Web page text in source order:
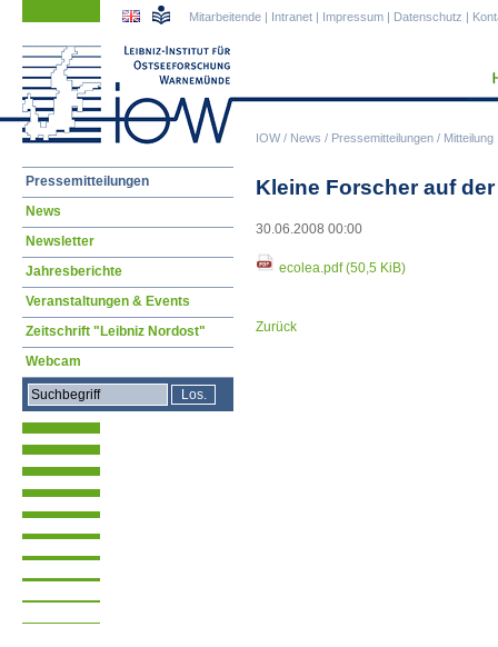
IOW/ News / Pressemitteilungen / Mitteilung
Mitarbeitende | Intranet | Impressum | Datenschutz |
Kleine Forscher auf
30.06.2008 00:00
ecolea.pdf(50,5 KiB)
Zurück
Navigation
Pressemitteilungen
News
Newsletter
Jahresberichte
Veranstaltungen & Events
Zeitschrift "Leibniz Nordost"
Webcam